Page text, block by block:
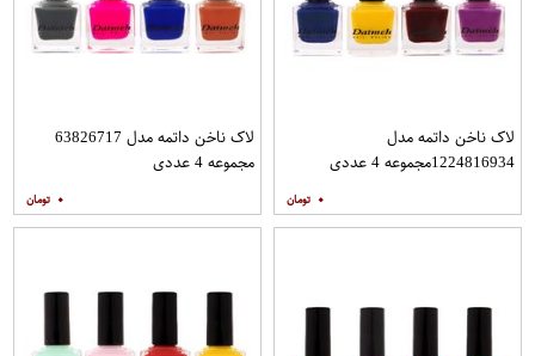
لاک ناخن داتمه مدل
1224816934مجموعه 4 عددی
۰
لاک ناخن داتمه مدل 63826717
مجموعه 4 عددی
۰